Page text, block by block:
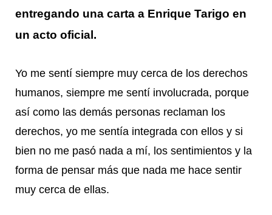
entregando una carta a Enrique Tarigo en
un acto oficial.
Yo me sentí siempre muy cerca de los derechos
humanos, siempre me sentí involucrada, porque
así como las demás personas reclaman los
derechos, yo me sentía integrada con ellos y si
bien no me pasó nada a mí, los sentimientos y la
forma de pensar más que nada me hace sentir
muy cerca de ellas.